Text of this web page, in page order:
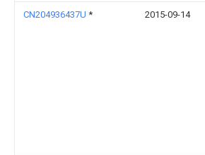
CN204936437U * 2015-09-14